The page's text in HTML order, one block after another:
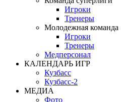
Игроки
Тренеры
Молодежная команда
Игроки
Тренеры
Медперсонал
КАЛЕНДАРЬ ИГР
Кузбасс
Кузбасс-2
МЕДИА
Фото